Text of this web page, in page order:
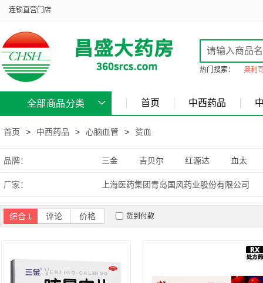
连锁直营门店
热门搜索： 奥利
全部商品分类 首页 中西药品
首页 > 中西药品 > 心脑血管 > 贫血
品牌： 三金 吉贝尔 红源达 血太
厂家： 上海医药集团青岛国风药业股份有限公司
综合 评论 价格 货到付款